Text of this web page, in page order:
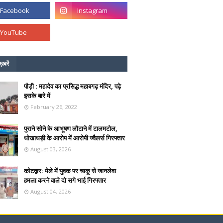
पौड़ी : महादेव का प्रसिद्ध महाबगढ़ मंदिर, पढ़े
इसके बारे में
February 26, 2022
पुराने सोने के आभूषण लौटाने में टालमटोल,
धोखाधड़ी के आरोप में आरोपी ज्वैलर्स गिरफ्तार
August 03, 2026
कोटद्वार: मेले में युवक पर चाकू से जानलेवा
हमला करने वाले दो सगे भाई गिरफ्तार
August 04, 2026